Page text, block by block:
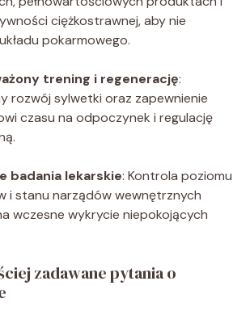
ciężkostrawnej, aby nie
pokarmowego.
trening i regenerację:
rozwój sylwetki oraz zapewnienie
czasu na odpoczynek i regulację
badania lekarskie: Kontrola poziomu
i stanu narządów wewnętrznych
wczesne wykrycie niepokojących
zadawane pytania o